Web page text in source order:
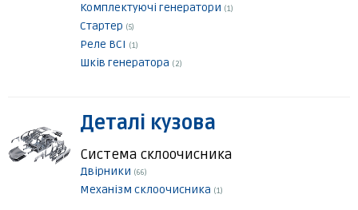
Комплектуючі генератори (1)
Стартер (5)
Реле ВСІ (1)
Шків генератора (2)
Деталі кузова
Система склоочисника
Двірники (66)
Механізм склоочисника (1)